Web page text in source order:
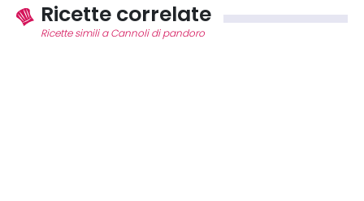
Ricette correlate
Ricette simili a Cannoli di pandoro